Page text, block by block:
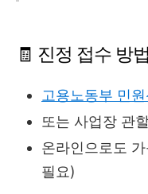
🧾 진정 접수 방법
고용노동부 민원
또는 사업장 관
온라인으로도
필요)